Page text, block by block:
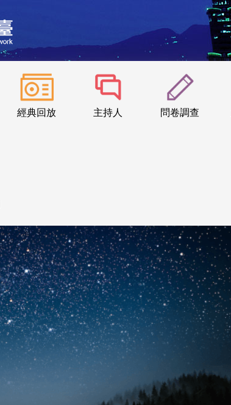
經典回放 主持人 問卷調查